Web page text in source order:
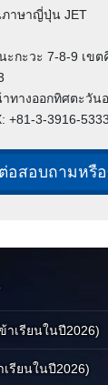
ภาษาญี่ปุ่น JET
กะวะ 7-8-9 เขต
าทางออกทิศตะวั
+81-3-3916-5333
อสอบถามหรื
าเรียนในปี2026)
รียนในปี2026)